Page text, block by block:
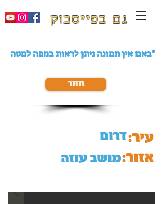
גם בפייסבוק
באם אין תמונה ניתן לראות במפה למטה*
חזור
דרום
מושב עוזה
עיר:
אזור: